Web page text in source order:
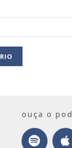
ouça o